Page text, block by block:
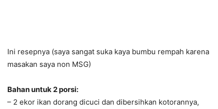
Ini resepnya (saya sangat suka kaya bumbu rempah karena
masakan saya non MSG)
Bahan untuk 2 porsi:
– 2 ekor ikan dorang dicuci dan dibersihkan kotorannya,